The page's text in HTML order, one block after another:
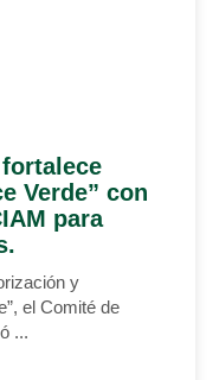
Verde” con
para
y
el Comité de
...